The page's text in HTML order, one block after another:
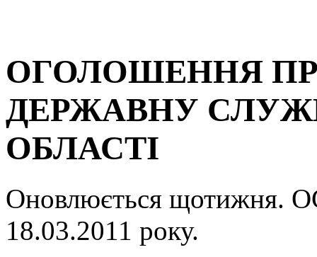
ОГОЛОШЕННЯ
ДЕРЖАВНУ
ОБЛАСТІ
Оновлюється
18.03.2011 року.